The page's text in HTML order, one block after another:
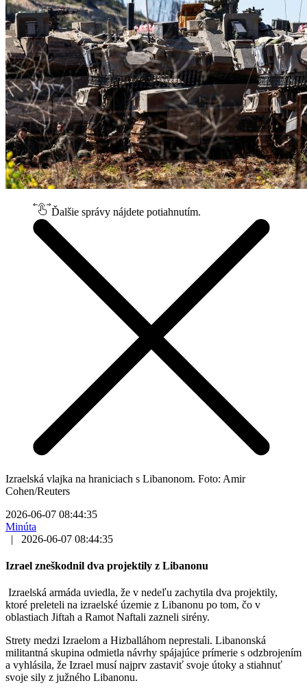
Ďalšie správy nájdete potiahnutím.
Izraelská vlajka na hraniciach s Libanonom. Foto: Amir
Cohen/Reuters
2026-06-07 08:44:35
Minúta
|
2026-06-07 08:44:35
Izrael zneškodnil dva projektily z Libanonu
Izraelská armáda uviedla, že v nedeľu zachytila ​​dva projektily,
ktoré preleteli na izraelské územie z Libanonu po tom, čo v
oblastiach Jiftah a Ramot Naftali zazneli sirény.
Strety medzi Izraelom a Hizballáhom neprestali. Libanonská
militantná skupina odmietla návrhy spájajúce prímerie s odzbrojením
a vyhlásila, že Izrael musí najprv zastaviť svoje útoky a stiahnuť
svoje sily z južného Libanonu.